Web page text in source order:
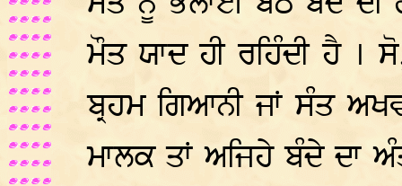
ਮੌਤ ਯਾਦ ਹੀ ਰਹਿੰਦੀ ਹੈ
ਬ੍ਰਹਮ ਗਿਆਨੀ ਜਾਂ ਸੰਤ
ਮਾਲਕ ਤਾਂ ਅਜਿਹੇ ਬੰਦੇ ਦਾ